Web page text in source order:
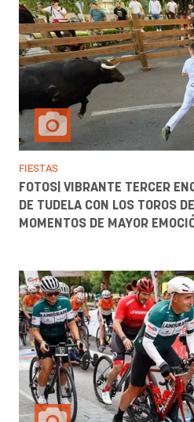
FIESTAS
FOTOS| VIBRANTE TERCER
DE TUDELA CON LOS TOROS
MOMENTOS DE MAYOR